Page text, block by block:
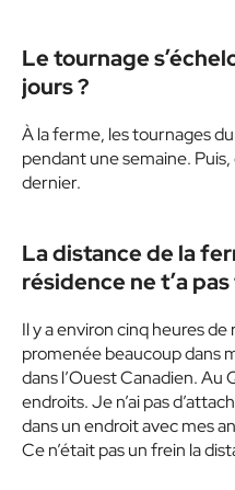
Le tournage
jours ?
À la ferme, les tournages
pendant une semaine.
dernier.
La distance de la
résidence ne t’a
Il y a environ cinq heures
promenée beaucoup dans
dans l’Ouest Canadien. Au
endroits. Je n’ai pas
dans un endroit avec mes
Ce n’était pas un frein la